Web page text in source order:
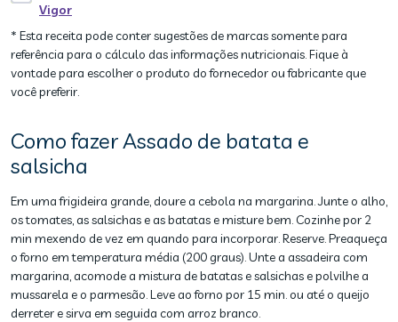
Vigor
* Esta receita pode conter sugestões de marcas somente para
referência para o cálculo das informações nutricionais. Fique à
vontade para escolher o produto do fornecedor ou fabricante que
você preferir.
Como fazer Assado de batata e
salsicha
Em uma frigideira grande, doure a cebola na margarina. Junte o alho,
os tomates, as salsichas e as batatas e misture bem. Cozinhe por 2
min mexendo de vez em quando para incorporar. Reserve. Preaqueça
o forno em temperatura média (200 graus). Unte a assadeira com
margarina, acomode a mistura de batatas e salsichas e polvilhe a
mussarela e o parmesão. Leve ao forno por 15 min. ou até o queijo
derreter e sirva em seguida com arroz branco.